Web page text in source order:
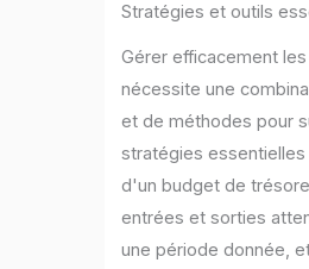
Stratégies et outils
Gérer efficacement
nécessite une
et de méthodes pour
stratégies
d'un budget de
entrées et sorties
une période donnée,